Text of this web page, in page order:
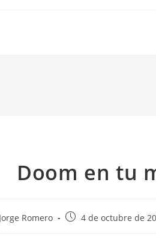
Doom en tu
Romero
Publicación
4 de octubre de